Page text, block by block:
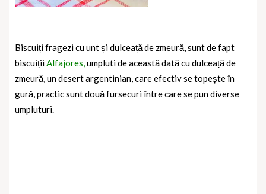
Biscuiți fragezi cu unt și dulceață de zmeură, sunt de fapt
biscuițiiAlfajores,umpluti de această dată cu dulceață de
zmeură, un desert argentinian, care efectiv se topește în
gură, practic sunt două fursecuri între care se pun diverse
umpluturi.